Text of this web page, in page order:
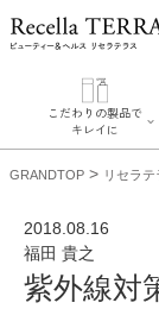
こだわりの製品で
キレイに
こだわりの製品
GRANDTOP > リセラテ
2018.08.16
福田 貴之
紫外線対